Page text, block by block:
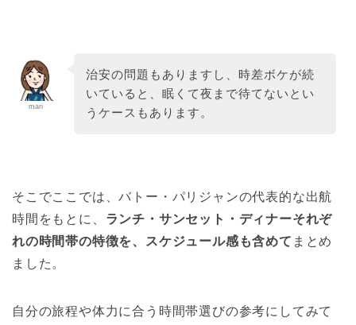
mari
治安の問題もありますし、時差ボケが続
いていると、眠くて夜まで待てないとい
うケースもあります。
そこでここでは、バトー・パリジャンの代表的な出航
時間をもとに、 ランチ・サンセット・ディナーそれぞ
れの時間帯の特徴を、スケジュール感も含めて まとめ
ました。
自分の旅程や体力に合う時間帯選びの参考にしてみて